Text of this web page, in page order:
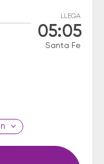
LLEGA
05:05
Santa Fe